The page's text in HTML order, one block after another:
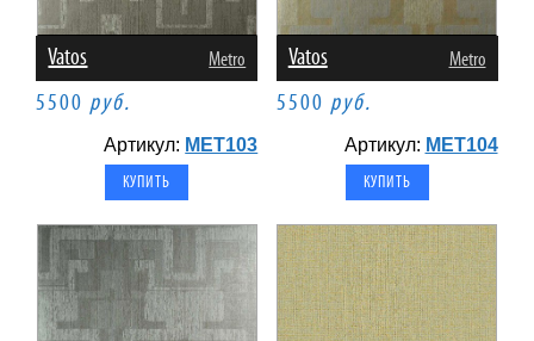
Vatos Metro
5500 руб.
Артикул: MET103
Vatos Metro
5500 руб.
Артикул: MET104